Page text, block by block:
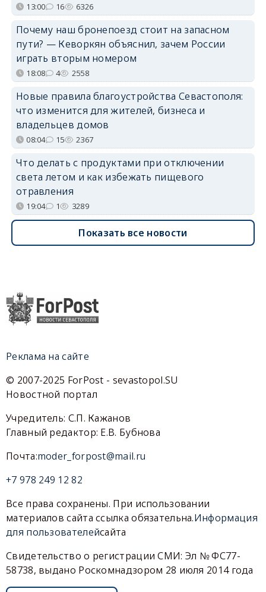
13:00 16 6326
Почему наш бронепоезд стоит на запасном
пути? — Кеворкян объяснил, зачем России
играть вторым номером
18:08 4 2558
Новые правила благоустройства Севастополя:
что изменится для жителей, бизнеса и
владельцев домов
08:04 15 2367
Что делать с продуктами при отключении
света летом и как избежать пищевого
отравления
19:04 1 3289
Показать все новости
Реклама на сайте
© 2007-2025 ForPost - sevastopol.SU
Новостной портал
Учредитель: С.П. Кажанов
Главный редактор: Е.В. Бубнова
Почта:moder_forpost@mail.ru
+7 978 249 12 82
Все права сохранены. При использовании
материалов сайта ссылка обязательна.Информация
для пользователейсайта
Свидетельство о регистрации СМИ: Эл № ФС77-
58738, выдано Роскомнадзором 28 июля 2014 года